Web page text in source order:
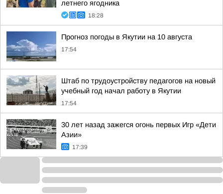
летнего ягодника
18:28
Прогноз погоды в Якутии на 10 августа
17:54
Штаб по трудоустройству педагогов на новый
учебный год начал работу в Якутии
17:54
30 лет назад зажегся огонь первых Игр «Дети
Азии»
17:39